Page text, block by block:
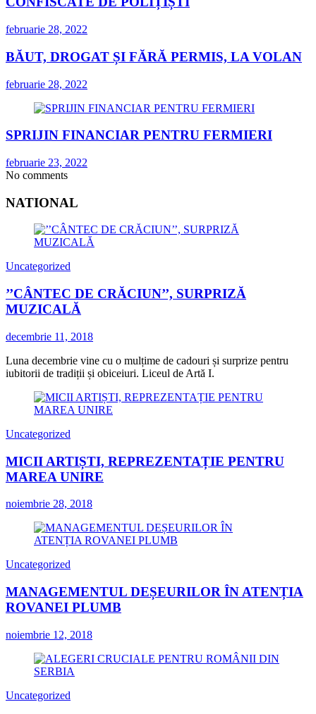
februarie 28, 2022
BĂUT, DROGAT ȘI FĂRĂ PERMIS, LA VOLAN
februarie 28, 2022
SPRIJIN FINANCIAR PENTRU FERMIERI
februarie 23, 2022
No comments
NATIONAL
Uncategorized
’’CÂNTEC DE CRĂCIUN’’, SURPRIZĂ
MUZICALĂ
decembrie 11, 2018
Luna decembrie vine cu o mulțime de cadouri și surprize pentru
iubitorii de tradiții și obiceiuri. Liceul de Artă I.
Uncategorized
MICII ARTIȘTI, REPREZENTAȚIE PENTRU
MAREA UNIRE
noiembrie 28, 2018
Uncategorized
MANAGEMENTUL DEȘEURILOR ÎN ATENȚIA
ROVANEI PLUMB
noiembrie 12, 2018
Uncategorized